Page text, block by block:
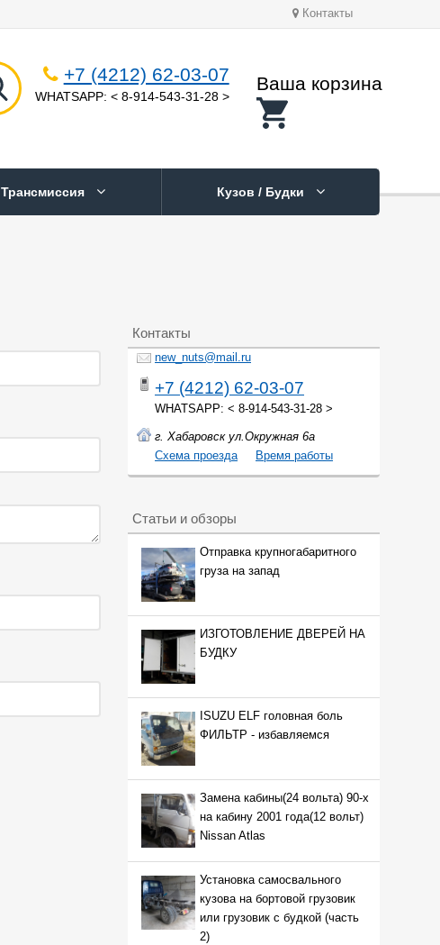
Контакты
+7 (4212) 62-03-07
WHATSAPP: < 8-914-543-31-28 >
Ваша корзина
Трансмиссия Кузов / Будки
Контакты
new_nuts@mail.ru
+7 (4212) 62-03-07
WHATSAPP: < 8-914-543-31-28 >
г. Хабаровск ул.Окружная 6а
Cхема проезда
Время работы
Статьи и обзоры
Отправка крупногабаритного
груза на запад
ИЗГОТОВЛЕНИЕ ДВЕРЕЙ НА
БУДКУ
ISUZU ELF головная боль
ФИЛЬТР - избавляемся
Замена кабины(24 вольта) 90-х
на кабину 2001 года(12 вольт)
Nissan Atlas
Установка самосвального
кузова на бортовой грузовик
или грузовик с будкой (часть
2)